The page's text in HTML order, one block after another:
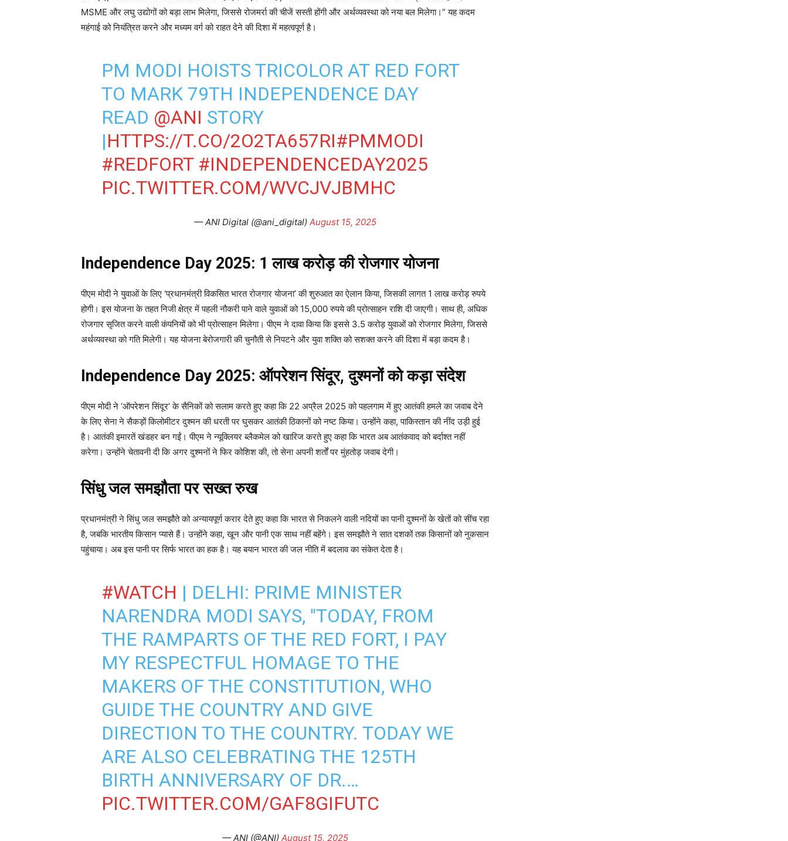
MSME और लघु उद्योगों को बड़ा लाभ मिलेगा, जिससे रोजमर्रा की चीजें सस्ती होंगी और अर्थव्यवस्था को नया बल मिलेगा।” यह कदम
महंगाई को नियंत्रित करने और मध्यम वर्ग को राहत देने की दिशा में महत्वपूर्ण है।
PM MODI HOISTS TRICOLOR AT RED FORT
TO MARK 79TH INDEPENDENCE DAY
READ @ANI STORY
|HTTPS://T.CO/2O2TA657RI#PMMODI
#REDFORT #INDEPENDENCEDAY2025
PIC.TWITTER.COM/WVCJVJBMHC
— ANI Digital (@ani_digital) August 15, 2025
Independence Day 2025: 1 लाख करोड़ की रोजगार योजना
पीएम मोदी ने युवाओं के लिए ‘प्रधानमंत्री विकसित भारत रोजगार योजना’ की शुरुआत का ऐलान किया, जिसकी लागत 1 लाख करोड़ रुपये
होगी। इस योजना के तहत निजी क्षेत्र में पहली नौकरी पाने वाले युवाओं को 15,000 रुपये की प्रोत्साहन राशि दी जाएगी। साथ ही, अधिक
रोजगार सृजित करने वाली कंपनियों को भी प्रोत्साहन मिलेगा। पीएम ने दावा किया कि इससे 3.5 करोड़ युवाओं को रोजगार मिलेगा, जिससे
अर्थव्यवस्था को गति मिलेगी। यह योजना बेरोजगारी की चुनौती से निपटने और युवा शक्ति को सशक्त करने की दिशा में बड़ा कदम है।
Independence Day 2025: ऑपरेशन सिंदूर, दुश्मनों को कड़ा संदेश
पीएम मोदी ने ‘ऑपरेशन सिंदूर’ के सैनिकों को सलाम करते हुए कहा कि 22 अप्रैल 2025 को पहलगाम में हुए आतंकी हमले का जवाब देने
के लिए सेना ने सैकड़ों किलोमीटर दुश्मन की धरती पर घुसकर आतंकी ठिकानों को नष्ट किया। उन्होंने कहा, पाकिस्तान की नींद उड़ी हुई
है। आतंकी इमारतें खंडहर बन गईं। पीएम ने न्यूक्लियर ब्लैकमेल को खारिज करते हुए कहा कि भारत अब आतंकवाद को बर्दाश्त नहीं
करेगा। उन्होंने चेतावनी दी कि अगर दुश्मनों ने फिर कोशिश की, तो सेना अपनी शर्तों पर मुंहतोड़ जवाब देगी।
सिंधु जल समझौता पर सख्त रुख
प्रधानमंत्री ने सिंधु जल समझौते को अन्यायपूर्ण करार देते हुए कहा कि भारत से निकलने वाली नदियों का पानी दुश्मनों के खेतों को सींच रहा
है, जबकि भारतीय किसान प्यासे हैं। उन्होंने कहा, खून और पानी एक साथ नहीं बहेंगे। इस समझौते ने सात दशकों तक किसानों को नुकसान
पहुंचाया। अब इस पानी पर सिर्फ भारत का हक है। यह बयान भारत की जल नीति में बदलाव का संकेत देता है।
#WATCH | DELHI: PRIME MINISTER
NARENDRA MODI SAYS, "TODAY, FROM
THE RAMPARTS OF THE RED FORT, I PAY
MY RESPECTFUL HOMAGE TO THE
MAKERS OF THE CONSTITUTION, WHO
GUIDE THE COUNTRY AND GIVE
DIRECTION TO THE COUNTRY. TODAY WE
ARE ALSO CELEBRATING THE 125TH
BIRTH ANNIVERSARY OF DR.…
PIC.TWITTER.COM/GAF8GIFUTC
— ANI (@ANI) August 15, 2025